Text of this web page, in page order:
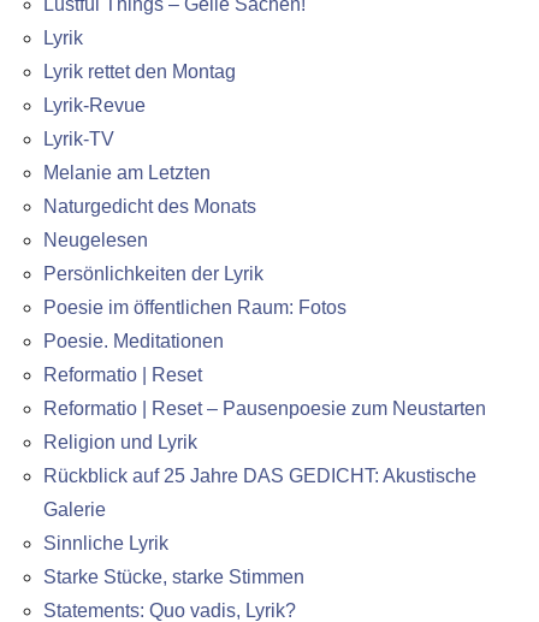
Lyrik
Lyrik rettet den Montag
Lyrik-Revue
Lyrik-TV
Melanie am Letzten
Naturgedicht des Monats
Neugelesen
Persönlichkeiten der Lyrik
Poesie im öffentlichen Raum: Fotos
Poesie. Meditationen
Reformatio | Reset
Reformatio | Reset – Pausenpoesie zum Neustarten
Religion und Lyrik
Rückblick auf 25 Jahre DAS GEDICHT: Akustische
Galerie
Sinnliche Lyrik
Starke Stücke, starke Stimmen
Statements: Quo vadis, Lyrik?